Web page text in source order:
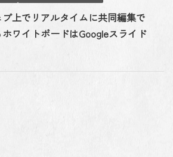
ブ上でリアルタイムに共同編集で
ホワイトボードはGoogleスライド